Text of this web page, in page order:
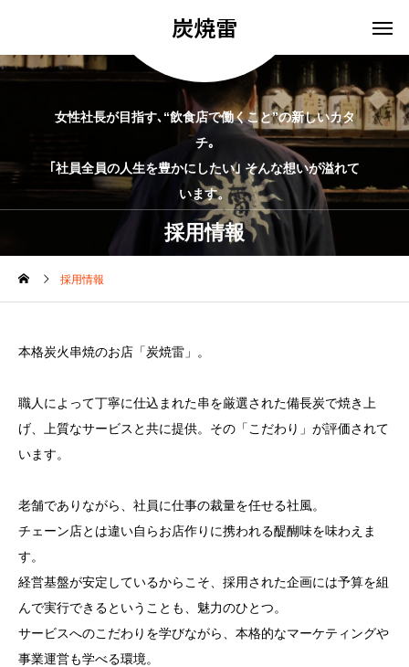
炭焼雷
女性社長が目指す､“飲食店で働くこと”の新しいカタ
チ｡
｢社員全員の人生を豊かにしたい｣ そんな想いが溢れて
います。
採用情報
採用情報
本格炭火串焼のお店「炭焼雷」。
職人によって丁寧に仕込まれた串を厳選された備長炭で焼き上
げ、上質なサービスと共に提供。その「こだわり」が評価されて
います。
老舗でありながら、社員に仕事の裁量を任せる社風。
チェーン店とは違い自らお店作りに携われる醍醐味を味わえま
す。
経営基盤が安定しているからこそ、採用された企画には予算を組
んで実行できるということも、魅力のひとつ。
サービスへのこだわりを学びながら、本格的なマーケティングや
事業運営も学べる環境。